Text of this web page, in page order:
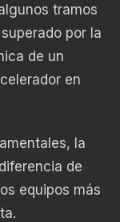
tramos
por la
de un
en
la
de
equipos más